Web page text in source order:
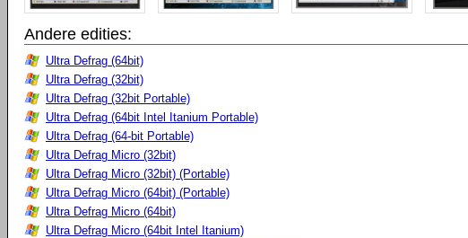
Andere edities:
Ultra Defrag (64bit)
Ultra Defrag (32bit)
Ultra Defrag (32bit Portable)
Ultra Defrag (64bit Intel Itanium Portable)
Ultra Defrag (64-bit Portable)
Ultra Defrag Micro (32bit)
Ultra Defrag Micro (32bit) (Portable)
Ultra Defrag Micro (64bit) (Portable)
Ultra Defrag Micro (64bit)
Ultra Defrag Micro (64bit Intel Itanium)